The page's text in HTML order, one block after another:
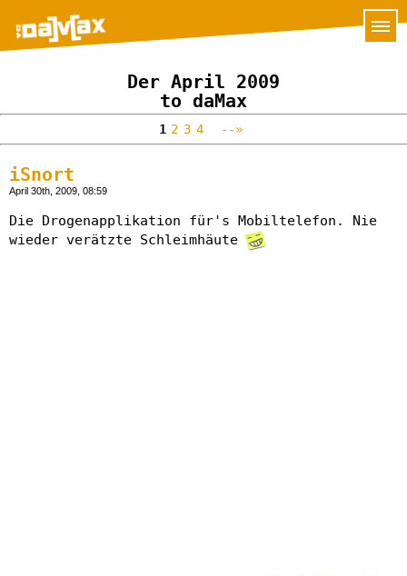
Der April 2009
to daMax
1 2 3 4 --»
iSnort
April 30th, 2009, 08:59
Die Drogenapplikation für's Mobiltelefon. Nie
wieder verätzte Schleimhäute